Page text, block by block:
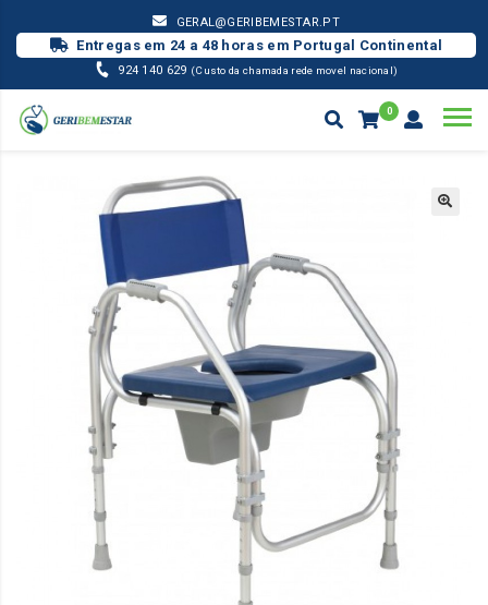
GERAL@GERIBEMESTAR.PT
Entregas em 24 a 48 horas em Portugal Continental
924 140 629 (Custo da chamada rede movel nacional)
0
GERIÁTRICO CADEIRA DE BANHO PACIFIC S/ RODAS